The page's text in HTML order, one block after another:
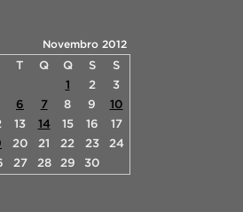
Novembro 2012
T Q Q S
S
1
2
3
6 7 8 9
10
13 14 15 16
17
20 21 22 23
24
27 28 29 30